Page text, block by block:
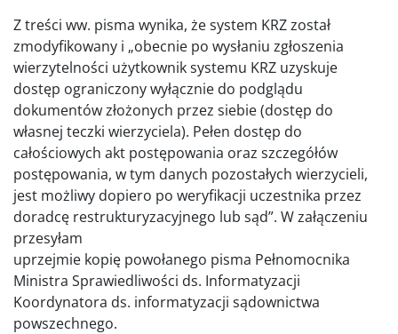
Z treści ww. pisma wynika, że system KRZ został
zmodyfikowany i „obecnie po wysłaniu zgłoszenia
wierzytelności użytkownik systemu KRZ uzyskuje
dostęp ograniczony wyłącznie do podglądu
dokumentów złożonych przez siebie (dostęp do
własnej teczki wierzyciela). Pełen dostęp do
całościowych akt postępowania oraz szczegółów
postępowania, w tym danych pozostałych wierzycieli,
jest możliwy dopiero po weryfikacji uczestnika przez
doradcę restrukturyzacyjnego lub sąd”. W załączeniu
przesyłam
uprzejmie kopię powołanego pisma Pełnomocnika
Ministra Sprawiedliwości ds. Informatyzacji
Koordynatora ds. informatyzacji sądownictwa
powszechnego.